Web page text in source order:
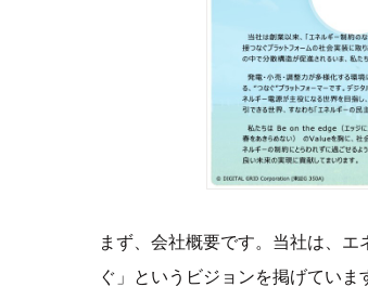
まず、会社概要です。当社は、
ぐ」というビジョンを掲げてい